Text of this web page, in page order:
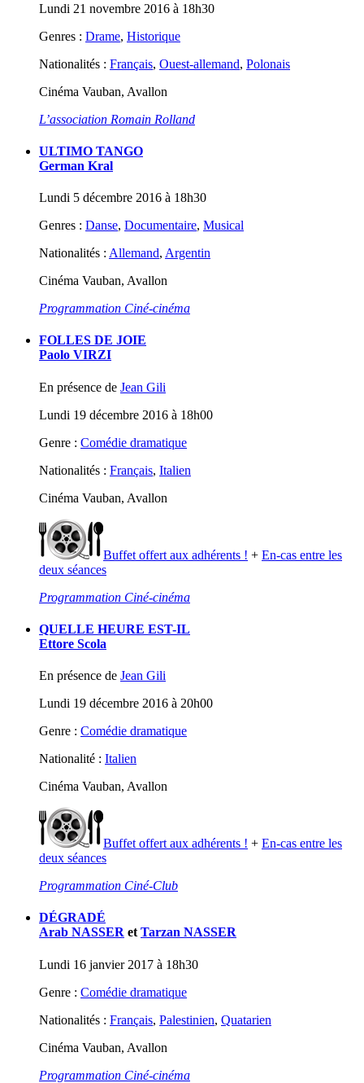
Lundi 21 novembre 2016 à 18h30
Genres : Drame, Historique
Nationalités : Français, Ouest-allemand, Polonais
Cinéma Vauban, Avallon
L’association Romain Rolland
ULTIMO TANGO
German Kral
Lundi 5 décembre 2016 à 18h30
Genres : Danse, Documentaire, Musical
Nationalités : Allemand, Argentin
Cinéma Vauban, Avallon
Programmation Ciné-cinéma
FOLLES DE JOIE
Paolo VIRZI
En présence de Jean Gili
Lundi 19 décembre 2016 à 18h00
Genre : Comédie dramatique
Nationalités : Français, Italien
Cinéma Vauban, Avallon
Buffet offert aux adhérents ! + En-cas entre les
deux séances
Programmation Ciné-cinéma
QUELLE HEURE EST-IL
Ettore Scola
En présence de Jean Gili
Lundi 19 décembre 2016 à 20h00
Genre : Comédie dramatique
Nationalité : Italien
Cinéma Vauban, Avallon
Buffet offert aux adhérents ! + En-cas entre les
deux séances
Programmation Ciné-Club
DÉGRADÉ
Arab NASSER et Tarzan NASSER
Lundi 16 janvier 2017 à 18h30
Genre : Comédie dramatique
Nationalités : Français, Palestinien, Quatarien
Cinéma Vauban, Avallon
Programmation Ciné-cinéma